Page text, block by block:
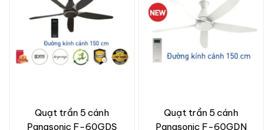
Quạt trần 5 cánh
Panasonic F-60GDS
Quạt trần 5 cánh
Panasonic F-60GDN